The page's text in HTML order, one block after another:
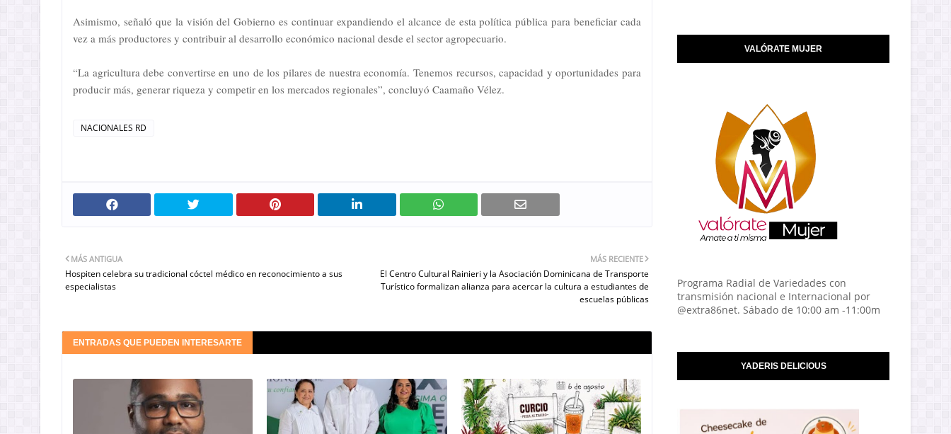
Asimismo, señaló que la visión del Gobierno es continuar expandiendo el alcance de esta política pública para beneficiar cada
vez a más productores y contribuir al desarrollo económico nacional desde el sector agropecuario.
“La agricultura debe convertirse en uno de los pilares de nuestra economía. Tenemos recursos, capacidad y oportunidades para
producir más, generar riqueza y competir en los mercados regionales”, concluyó Caamaño Vélez.
NACIONALES RD
MÁS RECIENTE
El Centro Cultural Rainieri y la Asociación Dominicana de Transporte
Turístico formalizan alianza para acercar la cultura a estudiantes de
escuelas públicas
MÁS ANTIGUA
Hospiten celebra su tradicional cóctel médico en reconocimiento a sus
especialistas
ENTRADAS QUE PUEDEN INTERESARTE
VALÓRATE MUJER
Programa Radial de Variedades con
transmisión nacional e Internacional por
@extra86net. Sábado de 10:00 am -11:00m
YADERIS DELICIOUS